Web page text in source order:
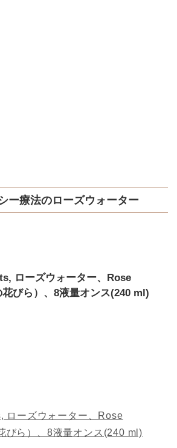
ー療法のローズウォーター
ローズウォーター、Rose
びら）、8液量オンス(240 ml)
ローズウォーター、Rose
びら）、8液量オンス(240 ml)